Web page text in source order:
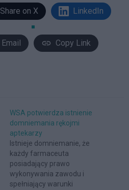
Share on X LinkedIn
Email Copy Link
WSA potwierdza istnienie
domniemania rękojmi
aptekarzy
Istnieje domniemanie, że
każdy farmaceuta
posiadający prawo
wykonywania zawodu i
spełniający warunki